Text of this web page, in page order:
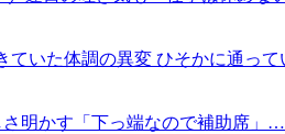
いた体調の異変 ひそかに通って
明かす「下っ端なので補助席」